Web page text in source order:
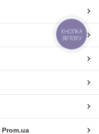
Prom.ua
КНОПКА
ЗВ'ЯЗКУ